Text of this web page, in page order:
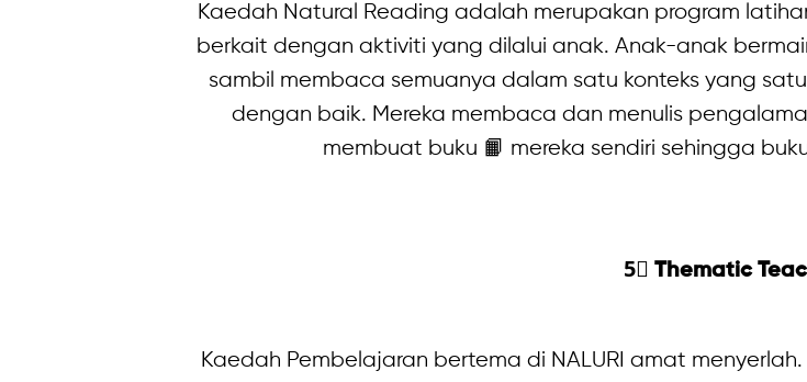
Kaedah Natural Reading adalah merupakan program
berkait dengan aktiviti yang dilalui anak. Anak-anak
sambil membaca semuanya dalam satu konteks yang
dengan baik. Mereka membaca dan menulis
membuat buku 📙 mereka sendiri sehingga
5⃣ Thematic
Kaedah Pembelajaran bertema di NALURI amat